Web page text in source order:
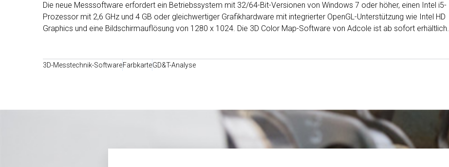
Die neue Messsoftware erfordert ein Betriebssystem mit 32/64-Bit-Versionen von Windows 7 oder höher, einen Intel i5-
Prozessor mit 2,6 GHz und 4 GB oder gleichwertiger Grafikhardware mit integrierter OpenGL-Unterstützung wie Intel HD
Graphics und eine Bildschirmauflösung von 1280 x 1024. Die 3D Color Map-Software von Adcole ist ab sofort erhältlich.
3D-Messtechnik-SoftwareFarbkarteGD&T-Analyse